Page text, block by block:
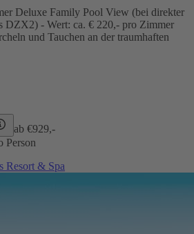
Deluxe Family Pool View (bei direkter
DZX2) - Wert: ca. € 220,- pro Zimmer
und Tauchen an der traumhaften
ab €929,-
Person
Resort & Spa